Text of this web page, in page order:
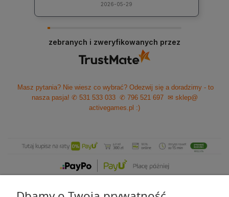
2026-05-29
zebranych i zweryfikowanych przez
Masz pytania? Nie wiesz co wybrać? Odezwij się a doradzimy - to
nasza pasja! ✆ 531 533 033 ✆ 796 521 697
✉ sklep@
activegames.pl :)